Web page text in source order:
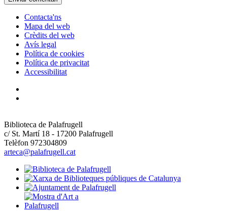
Contacta'ns
Mapa del web
Crèdits del web
Avís legal
Política de cookies
Política de privacitat
Accessibilitat
Biblioteca de Palafrugell
c/ St. Martí 18 - 17200 Palafrugell
Telèfon 972304809
arteca@palafrugell.cat